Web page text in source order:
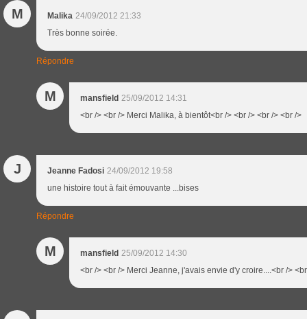
M Malika 24/09/2012 21:33
Très bonne soirée.
Répondre
M mansfield 25/09/2012 14:31
<br /> <br /> Merci Malika, à bientôt<br /> <br /> <br /> <br />
J Jeanne Fadosi 24/09/2012 19:58
une histoire tout à fait émouvante ...bises
Répondre
M mansfield 25/09/2012 14:30
<br /> <br /> Merci Jeanne, j'avais envie d'y croire....<br />